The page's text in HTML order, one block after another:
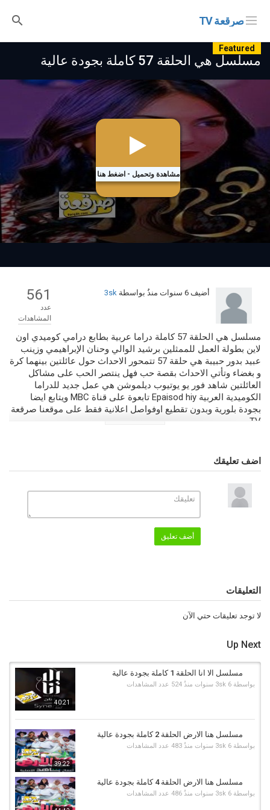
صرقعة TV
Featured
مسلسل هي الحلقة 57 كاملة بجودة عالية
مشاهدة وتحميل - اضغط هنا
أضيف 6 سنوات منذُ بواسطة 3sk
561
عدد
المشاهدات
مسلسل هي الحلقة 57 كاملة دراما عربية بطابع درامي كوميدي اون
لاين بطولة العمل للممثلين برشيد الوالي وحنان الإبراهيمي وزينب
عبيد بدور حبيبة هي حلقة 57 تتمحور الاحداث حول عائلتين بينهما كرة
و بغضاء وتأتي الاحداث بقصة حب فهل ينتصر الحب على مشاكل
العائلتين شاهد فور يو يوتيوب ديلموشن هي عمل جديد للدراما
الكوميدية العربية Epaisod hiy تابعوة على قناة MBC ويتابع ايضا
بجودة بلورية وبدون تقطيع اوفواصل اعلانية فقط على موقعنا صرقعة
TV.
مسلسلات عربية 2020
الكلمات الدلالية
هي 57
, مسلسل هي
اون لاين
مسلسل هي الحلقة 57 كاملة
اضف تعليقك
أضف تعليق
التعليقات
لا توجد تعليقات حتي الآن
Up Next
40:21
مسلسل الا انا الحلقة 1 كاملة بجودة عالية
بواسطة 3sk 6 سنوات منذُ 524 عدد المشاهدات
39:22
مسلسل هنا الارض الحلقة 2 كاملة بجودة عالية
بواسطة 3sk 6 سنوات منذُ 483 عدد المشاهدات
مسلسل هنا الارض الحلقة 4 كاملة بجودة عالية
بواسطة 3sk 6 سنوات منذُ 486 عدد المشاهدات